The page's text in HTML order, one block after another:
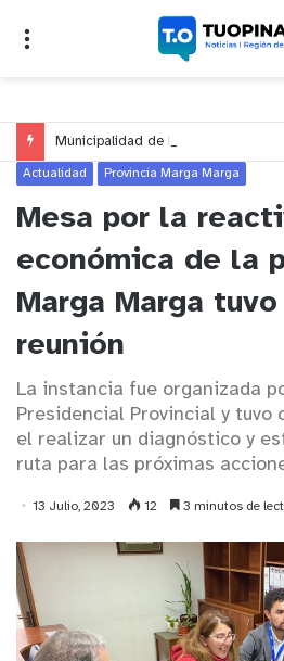
Actualidad Provincia Marga Marga
Mesa por la
económica de la
Marga Marga
reunión
La instancia fue organizada
Presidencial Provincial y tuvo
el realizar un diagnóstico y
ruta para las próximas
13 Julio, 2023 12 3 minutos de